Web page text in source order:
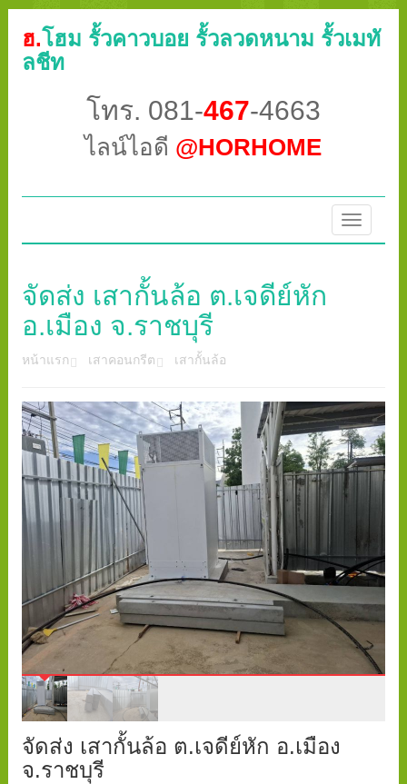
ฮ.โฮม รั้วคาวบอย รั้วลวดหนาม รั้วเมทั
ลชีท
โทร. 081-467-4663
ไลน์ไอดี @HORHOME
Toggle
จัดส่ง เสากั้นล้อ ต.เจดีย์หัก
อ.เมือง จ.ราชบุรี
หน้าแรก เสาคอนกรีต เสากั้นล้อ
จัดส่ง เสากั้นล้อ ต.เจดีย์หัก อ.เมือง
จ.ราชบุรี